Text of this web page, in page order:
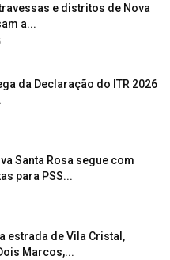
e distritos de Nova
a...
da Declaração do ITR 2026
Santa Rosa segue com
para PSS...
estrada de Vila Cristal,
Marcos,...